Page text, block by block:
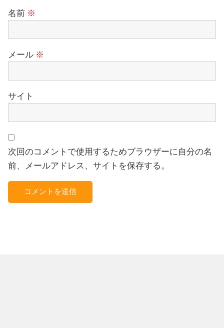
名前 ※
メール ※
サイト
次回のコメントで使用するためブラウザーに自分の名
前、メールアドレス、サイトを保存する。